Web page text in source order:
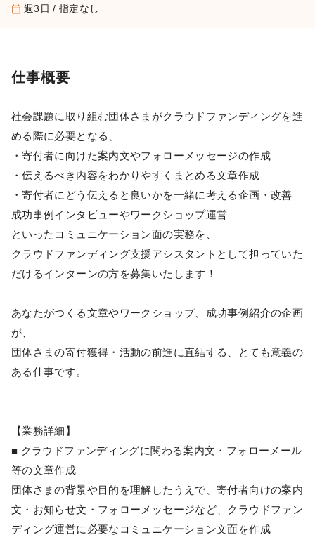
calendar_today 週3日 / 指定なし
仕事概要
社会課題に取り組む団体さまがクラウドファンディングを進
める際に必要となる、
・寄付者に向けた案内文やフォローメッセージの作成
・伝えるべき内容をわかりやすくまとめる文章作成
・寄付者にどう伝えると良いかを一緒に考える企画・改善
成功事例インタビューやワークショップ運営
といったコミュニケーション面の実務を、
クラウドファンディング支援アシスタントとして担っていた
だけるインターンの方を募集いたします！
あなたがつくる文章やワークショップ、成功事例紹介の企画
が、
団体さまの寄付獲得・活動の前進に直結する、とても意義の
ある仕事です。
【業務詳細】
■ クラウドファンディングに関わる案内文・フォローメール
等の文章作成
団体さまの背景や目的を理解したうえで、寄付者向けの案内
文・お知らせ文・フォローメッセージなど、クラウドファン
ディング運営に必要なコミュニケーション文面を作成